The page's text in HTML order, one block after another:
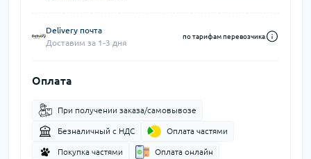
Delivery почта
Доставим за 1-3 дня
по тарифам перевозчика
Оплата
При получении заказа/самовывозе
Безналичный с НДС Оплата частями
Покупка частями Оплата онлайн